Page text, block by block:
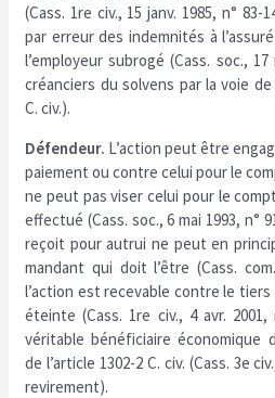
(Cass. 1re civ., 15 janv. 1985, n° 83-
par erreur des indemnités à
l’employeur subrogé (Cass. soc., 17
créanciers du solvens par la voie de
C. civ.).
Défendeur. L’action peut être
paiement ou contre celui pour le
ne peut pas viser celui pour le
effectué (Cass. soc., 6 mai 1993, n°
reçoit pour autrui ne peut en
mandant qui doit l’être (Cass.
l’action est recevable contre le
éteinte (Cass. 1re civ., 4 avr.
véritable bénéficiaire économique
de l’article 1302-2 C. civ. (Cass. 3e
revirement).